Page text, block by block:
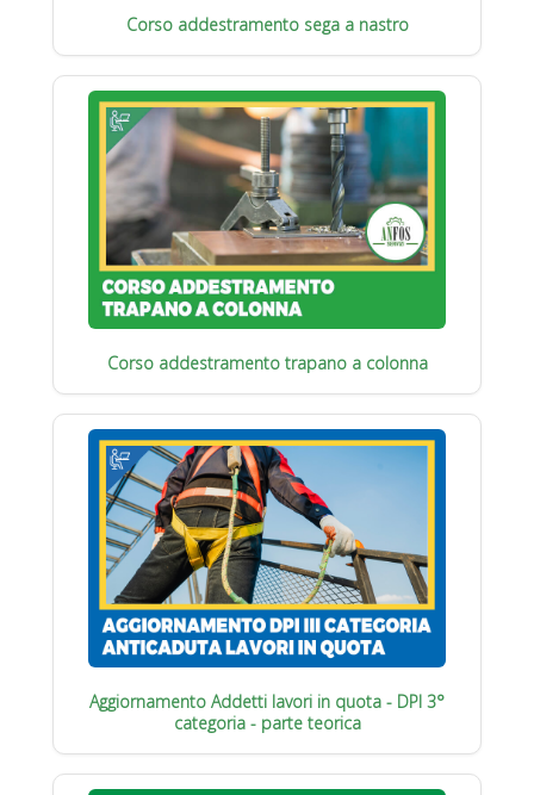
Corso addestramento sega a nastro
Corso addestramento trapano a colonna
Aggiornamento Addetti lavori in quota - DPI 3°
categoria - parte teorica